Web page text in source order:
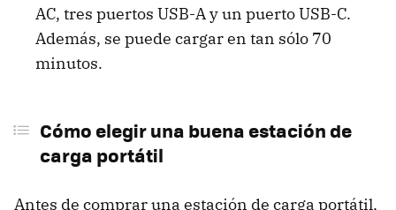
AC, tres puertos USB-A y un puerto USB-C.
Además, se puede cargar en tan sólo 70
minutos.
Cómo elegir una buena estación de
carga portátil
Antes de comprar una estación de carga portátil,